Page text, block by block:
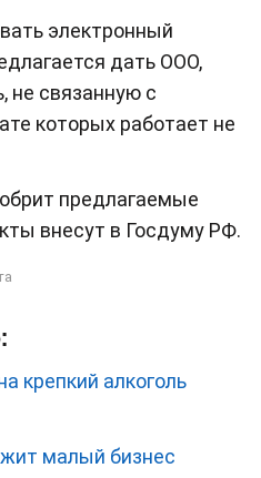
электронный
дать ООО,
не связанную с
которых работает не
предлагаемые
внесут в Госдуму РФ.
крепкий алкоголь
малый бизнес